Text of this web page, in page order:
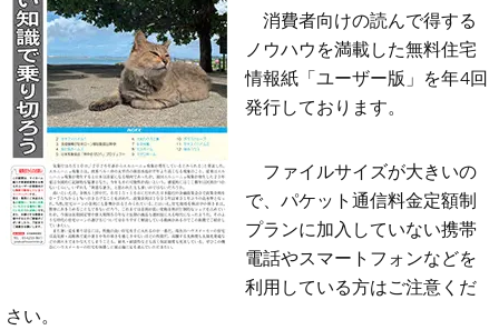
消費者向けの読んで得する
ノウハウを満載した無料住宅
情報紙「ユーザー版」を年4回
発行しております。
ファイルサイズが大きいの
で、パケット通信料金定額制
プランに加入していない携帯
電話やスマートフォンなどを
利用している方はご注意くだ
さい。